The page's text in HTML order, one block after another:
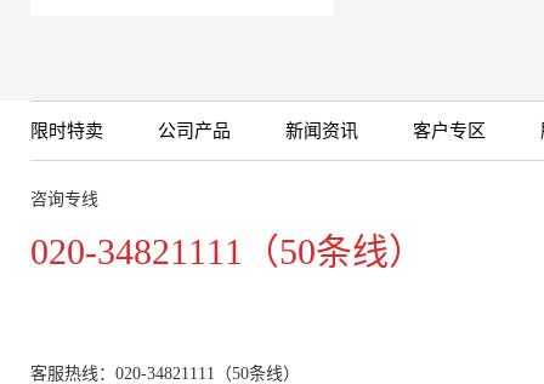
细胞培养瓶
More
限时特卖 公司产品 新闻资讯 客户专区
咨询专线
020-34821111（50条线）
客服热线：020-34821111（50条线）